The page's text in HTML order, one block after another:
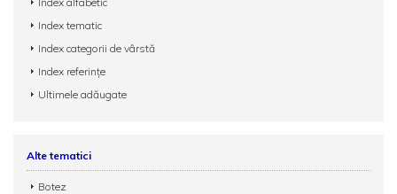
Index tematic
Index categorii de vârstă
Index referințe
Ultimele adăugate
Alte tematici
Botez